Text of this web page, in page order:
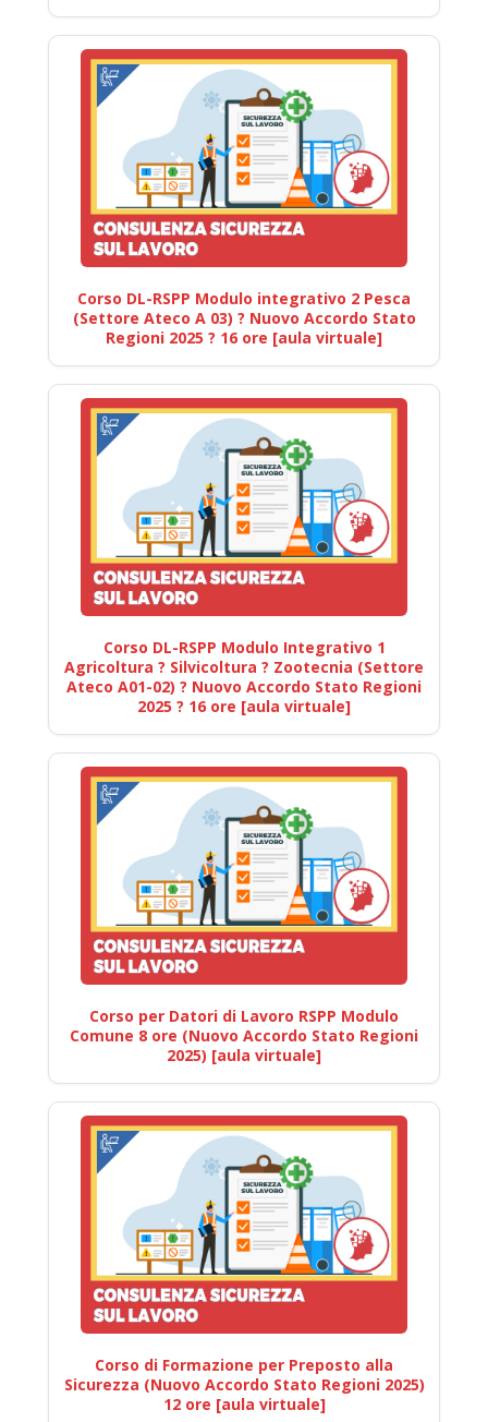
Corso DL-RSPP Modulo integrativo 2 Pesca
(Settore Ateco A 03) ? Nuovo Accordo Stato
Regioni 2025 ? 16 ore [aula virtuale]
Corso DL-RSPP Modulo Integrativo 1
Agricoltura ? Silvicoltura ? Zootecnia (Settore
Ateco A01-02) ? Nuovo Accordo Stato Regioni
2025 ? 16 ore [aula virtuale]
Corso per Datori di Lavoro RSPP Modulo
Comune 8 ore (Nuovo Accordo Stato Regioni
2025) [aula virtuale]
Corso di Formazione per Preposto alla
Sicurezza (Nuovo Accordo Stato Regioni 2025)
12 ore [aula virtuale]